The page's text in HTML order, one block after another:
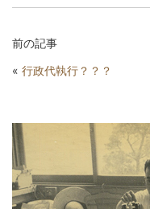
前の記事
« 行政代執行？？？